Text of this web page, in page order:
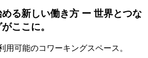
る新しい働き方 ー 世界とつな
ここに。
用可能のコワーキングスペース。